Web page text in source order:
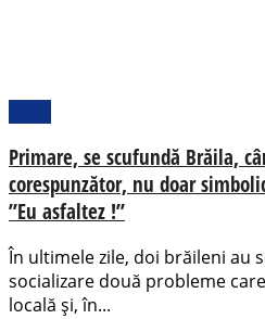
Primare, se scufundă Brăila,
corespunzător, nu doar
”Eu asfaltez !”
În ultimele zile, doi brăileni au
socializare două probleme
locală și, în...